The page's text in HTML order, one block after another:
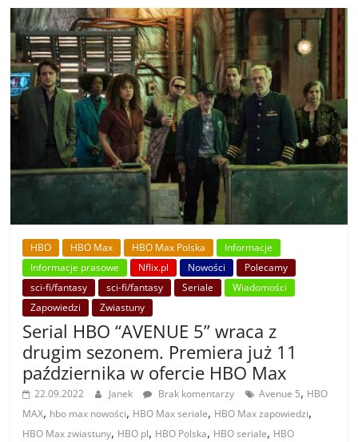
HBO HBO Max HBO Max Polska
Informacje
Informacje prasowe
Nflix.pl Nowości
Polecamy
sci-fi/fantasy
sci-fi/fantasy Seriale
Wiadomości
Zapowiedzi
Zwiastuny
Serial HBO “AVENUE 5” wraca z
drugim sezonem. Premiera już 11
października w ofercie HBO Max
22.09.2022 Janek Brak komentarzy Avenue 5, HBO
MAX, hbo max nowości, HBO Max seriale, HBO Max zapowiedzi,
HBO Max zwiastuny, HBO pl, HBO Polska, HBO seriale, HBO